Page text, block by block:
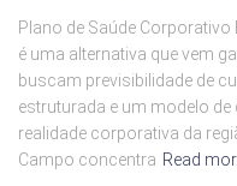
Plano de Saúde
é uma alternativa que vem
buscam previsibilidade de
estruturada e um modelo
realidade corporativa da
Campo concentra Read